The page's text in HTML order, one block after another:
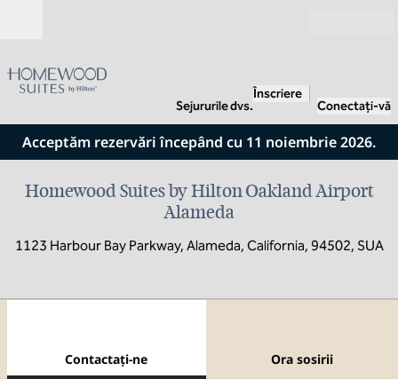
Sejururile dvs.
Înscriere
Conectați-vă
Acceptăm rezervări începând cu 11 noiembrie 2026.
Homewood Suites by Hilton Oakland Airport
Alameda
1123 Harbour Bay Parkway, Alameda, California, 94502, SUA
Contactaţi-ne Ora sosirii